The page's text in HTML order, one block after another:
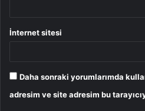
İnternet sitesi
Daha sonraki yorumlarımda
adresim ve site adresim bu